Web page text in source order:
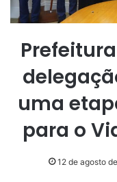
uma
para o
12 de agosto